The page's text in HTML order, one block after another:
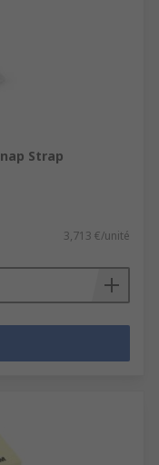
Strap
3,713 €/unité